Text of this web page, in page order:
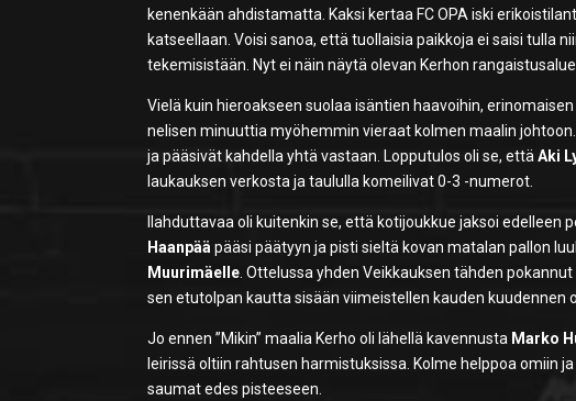
kenenkään ahdistamatta. Kaksi kertaa FC OPA iski
katseellaan. Voisi sanoa, että tuollaisia paikkoja ei saisi tulla
tekemisistään. Nyt ei näin näytä olevan Kerhon
Vielä kuin hieroakseen suolaa isäntien haavoihin,
nelisen minuuttia myöhemmin vieraat kolmen maalin
ja pääsivät kahdella yhtä vastaan. Lopputulos oli se, ettäAki
laukauksen verkosta ja taululla komeilivat 0-3 -numerot.
Ilahduttavaa oli kuitenkin se, että kotijoukkue jaksoi edelleen
Haanpääpääsi päätyyn ja pisti sieltä kovan matalan pallon
Muurimäelle. Ottelussa yhden Veikkauksen tähden
sen etutolpan kautta sisään viimeistellen kauden kuudennen
Jo ennen ”Mikin” maalia Kerho oli lähellä kavennusta Marko
leirissä oltiin rahtusen harmistuksissa. Kolme helppoa omiin
saumat edes pisteeseen.